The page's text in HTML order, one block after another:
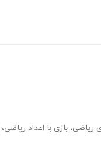
ریاضی، بازی با اعداد ریاضی،